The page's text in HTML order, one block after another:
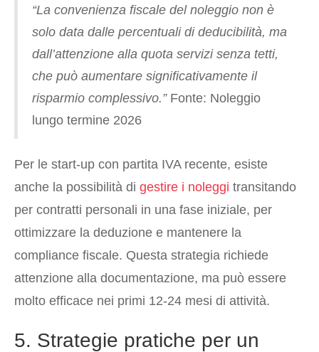
“La convenienza fiscale del noleggio non è
solo data dalle percentuali di deducibilità, ma
dall’attenzione alla quota servizi senza tetti,
che può aumentare significativamente il
risparmio complessivo.”Fonte: Noleggio
lungo termine 2026
Per le start-up con partita IVA recente, esiste
anche la possibilità di gestire i noleggi transitando
per contratti personali in una fase iniziale, per
ottimizzare la deduzione e mantenere la
compliance fiscale. Questa strategia richiede
attenzione alla documentazione, ma può essere
molto efficace nei primi 12-24 mesi di attività.
5. Strategie pratiche per un